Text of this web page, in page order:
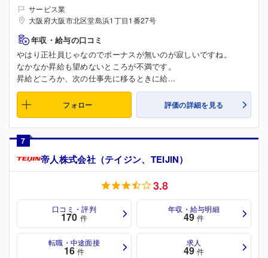
サービス業
大阪府大阪市北区堂島浜1丁目1番27号
年収・給与の口コミ
やはり正社員じゃなのでボーナスが無いのが寂しいですね。
なかなか昇給も望めないところが不満です。
昇給どころか、次の仕事先に移るときに給...
フォロー 評価の詳細を見る
7
帝人株式会社（テイジン、TEIJIN）
3.8
口コミ・評判
170 件
年収・給与明細
49 件
転職・中途面接
16 件
求人
49 件